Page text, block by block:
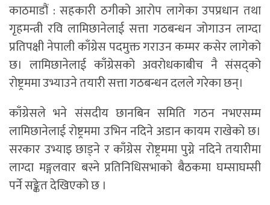
काठमाडौं : सहकारी ठगीको आरोप लागेका उपप्रधान तथा
गृहमन्त्री रवि लामिछानेलाई सत्ता गठबन्धन जोगाउन लाग्दा
प्रतिपक्षी नेपाली काँग्रेस पदमुक्त गराउन कम्मर कसेर लागेको
छ। लामिछानेलाई काँग्रेसको अवरोधकाबीच नै संसद्को
रोष्ट्रममा उभ्याउने तयारी सत्ता गठबन्धन दलले गरेका छन्।
काँग्रेसले भने संसदीय छानबिन समिति गठन नभएसम्म
लामिछानेलाई रोष्ट्रममा उभिन नदिने अडान कायम राखेको छ।
सरकार उभ्याइ छाड्ने र काँग्रेस रोष्ट्रममा पुग्ने नदिने तयारीमा
लाग्दा मङ्गलवार बस्ने प्रतिनिधिसभाको बैठकमा घम्साघम्सी
पर्ने सङ्केत देखिएको छ ।